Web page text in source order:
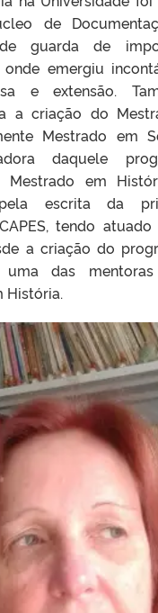
de
guarda de
emergiu
e extensão.
a criação do
Mestrado em
daquele
Mestrado em
pela escrita da
tendo
a criação do
uma das
História.